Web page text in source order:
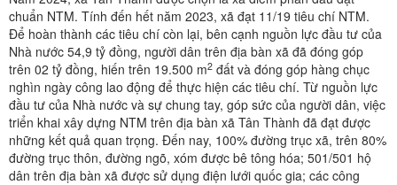
chuẩn NTM. Tính đến hết năm 2023, xã đạt 11/19 tiêu chí NTM.
Để hoàn thành các tiêu chí còn lại, bên cạnh nguồn lực đầu tư của
Nhà nước 54,9 tỷ đồng, người dân trên địa bàn xã đã đóng góp
trên 02 tỷ đồng, hiến trên 19.500 m2 đất và đóng góp hàng chục
nghìn ngày công lao động để thực hiện các tiêu chí. Từ nguồn lực
đầu tư của Nhà nước và sự chung tay, góp sức của người dân, việc
triển khai xây dựng NTM trên địa bàn xã Tân Thành đã đạt được
những kết quả quan trọng. Đến nay, 100% đường trục xã, trên 80%
đường trục thôn, đường ngõ, xóm được bê tông hóa; 501/501 hộ
dân trên địa bàn xã được sử dụng điện lưới quốc gia; các công